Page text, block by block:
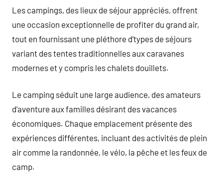
Les campings, des lieux de séjour appréciés, offrent
une occasion exceptionnelle de profiter du grand air,
tout en fournissant une pléthore d’types de séjours
variant des tentes traditionnelles aux caravanes
modernes et y compris les chalets douillets.
Le camping séduit une large audience, des amateurs
d’aventure aux familles désirant des vacances
économiques. Chaque emplacement présente des
expériences différentes, incluant des activités de plein
air comme la randonnée, le vélo, la pêche et les feux de
camp.